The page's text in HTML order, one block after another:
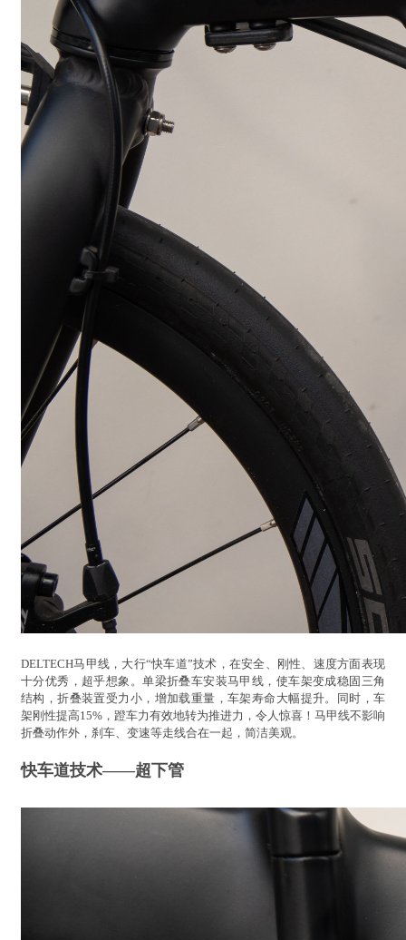
DELTECH马甲线，大行“快车道”技术，在安全、刚性、速度方面表现
十分优秀，超乎想象。单梁折叠车安装马甲线，使车架变成稳固三角
结构，折叠装置受力小，增加载重量，车架寿命大幅提升。同时，车
架刚性提高15%，蹬车力有效地转为推进力，令人惊喜！马甲线不影响
折叠动作外，刹车、变速等走线合在一起，简洁美观。
快车道技术——超下管